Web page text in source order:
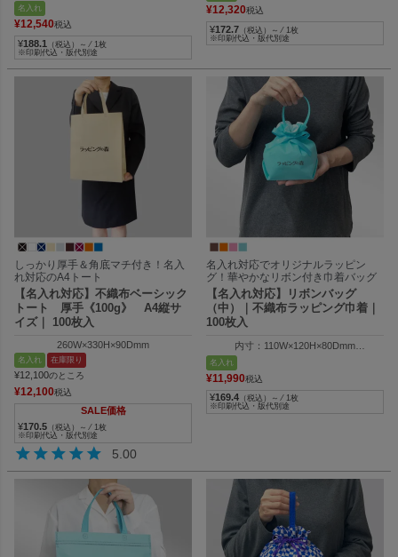
名入れ
¥12,540税込
¥188.1
（税込）～ ⁄ 1枚
※印刷代込・版代別途
¥12,320税込
¥172.7 （税込）～ ⁄ 1枚
※印刷代込・版代別途
しっかり厚手＆角底マチ付き！名入
れ対応のA4トート
【名入れ対応】不織布ベーシック
トート 厚手《100g》 A4縦サ
イズ｜ 100枚入
260W×330H×90Dmm
名入れ 在庫限り
¥12,100のところ
¥12,100税込
SALE価格
¥170.5 （税込）～ ⁄ 1枚
※印刷代込・版代別途
5.00
名入れ対応でオリジナルラッピン
グ！華やかなリボン付き巾着バッグ
【名入れ対応】リボンバッグ
（中）｜不織布ラッピング巾着｜
100枚入
内寸：110W×120H×80Dmm
外寸：110W×165H×80Dmm
名入れ
¥11,990税込
¥169.4 （税込）～ ⁄ 1枚
※印刷代込・版代別途